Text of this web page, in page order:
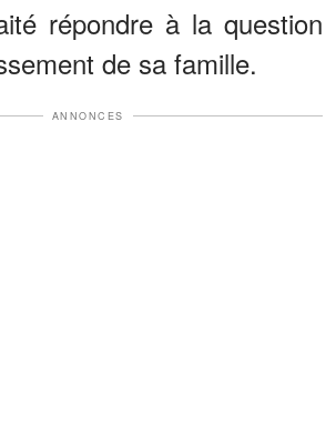
répondre à la question
de sa famille.
ANNONCES